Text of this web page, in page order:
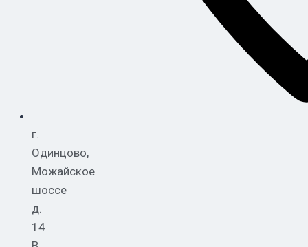
г.
Одинцово,
Можайское
шоссе
д.
14